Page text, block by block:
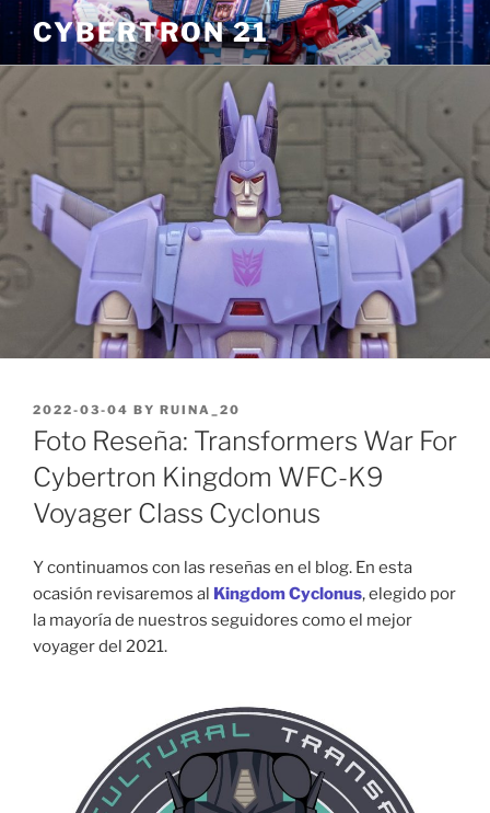
Skip
to
content
CYBERTRON 21
POSTED
ON
2022-03-04 BY RUINA_20
Foto Reseña: Transformers War For
Cybertron Kingdom WFC-K9
Voyager Class Cyclonus
Y continuamos con las reseñas en el blog. En esta
ocasión revisaremos al Kingdom Cyclonus, elegido por
la mayoría de nuestros seguidores como el mejor
voyager del 2021.